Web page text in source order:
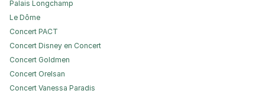
Palais Longchamp
Le Dôme
Concert PACT
Concert Disney en Concert
Concert Goldmen
Concert Orelsan
Concert Vanessa Paradis